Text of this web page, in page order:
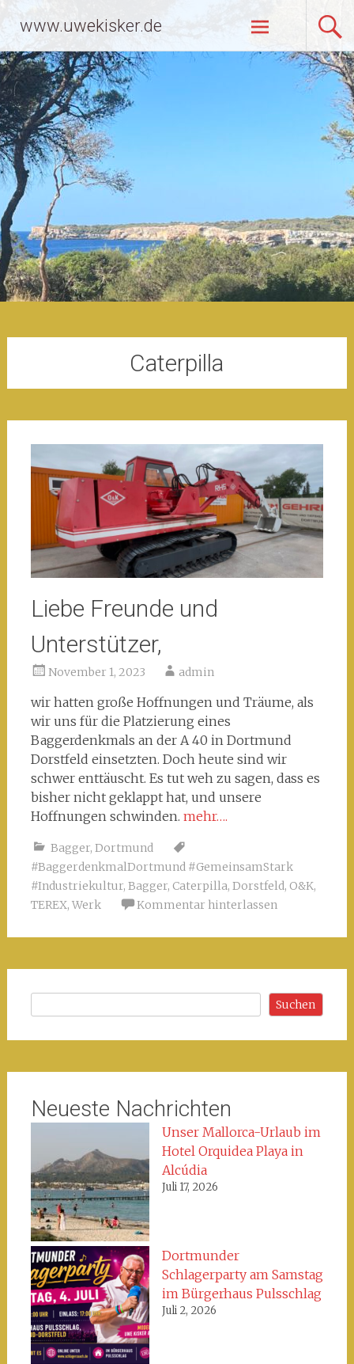
Inhalt
springen
www.uwekisker.de
Caterpilla
Liebe Freunde und
Unterstützer,
November 1, 2023 admin
wir hatten große Hoffnungen und Träume, als
wir uns für die Platzierung eines
Baggerdenkmals an der A 40 in Dortmund
Dorstfeld einsetzten. Doch heute sind wir
schwer enttäuscht. Es tut weh zu sagen, dass es
bisher nicht geklappt hat, und unsere
Hoffnungen schwinden. mehr….
Bagger, Dortmund
#BaggerdenkmalDortmund #GemeinsamStark
#Industriekultur, Bagger, Caterpilla, Dorstfeld, O&K,
TEREX, Werk Kommentar hinterlassen
Suchen
Neueste Nachrichten
Unser Mallorca-Urlaub im
Hotel Orquidea Playa in
Alcúdia
Juli 17, 2026
Dortmunder
Schlagerparty am Samstag
im Bürgerhaus Pulsschlag
Juli 2, 2026